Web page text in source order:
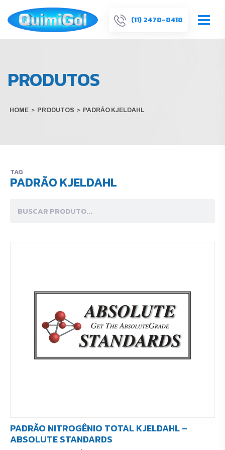
(11) 2478-8418
PRODUTOS
HOME > PRODUTOS > PADRÃO KJELDAHL
TAG
PADRÃO KJELDAHL
PADRÃO NITROGÊNIO TOTAL KJELDAHL –
ABSOLUTE STANDARDS